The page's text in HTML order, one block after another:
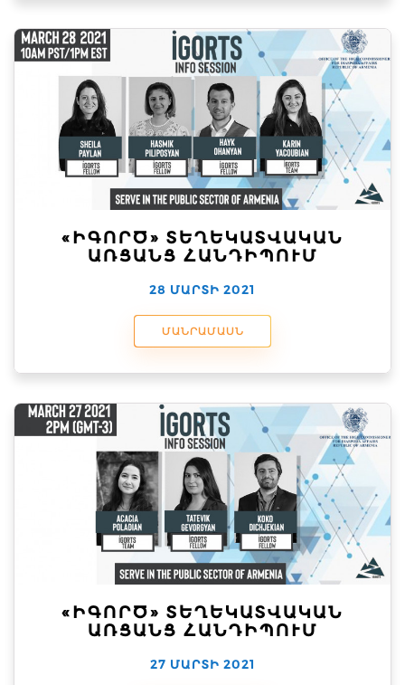
«ԻԳՈՐԾ» ՏԵՂԵԿԱՏՎԱԿԱՆ
ԱՌՑԱՆՑ ՀԱՆԴԻՊՈՒՄ
28 ՄԱՐՏԻ 2021
ՄԱՆՐԱՄԱՍՆ
«ԻԳՈՐԾ» ՏԵՂԵԿԱՏՎԱԿԱՆ
ԱՌՑԱՆՑ ՀԱՆԴԻՊՈՒՄ
27 ՄԱՐՏԻ 2021